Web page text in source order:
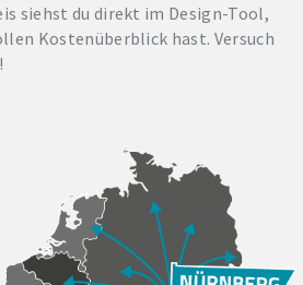
siehst du direkt im Design-Tool,
Kostenüberblick hast. Versuch